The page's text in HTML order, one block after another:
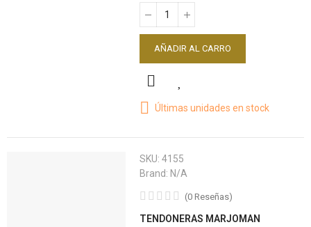
AÑADIR AL CARRO
Últimas unidades en stock
SKU:4155
Brand: N/A
(0 Reseñas)
TENDONERAS MARJOMAN